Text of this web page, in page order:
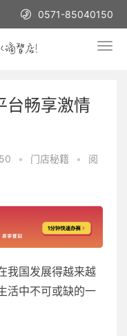
0571-85040150
台畅享激情
• 门店秘籍 •
阅
我国发展得越来越
活中不可或缺的一